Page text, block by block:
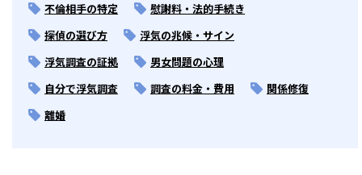
不倫相手の特定
慰謝料・法的手続き
探偵の選び方
浮気の兆候・サイン
浮気調査の証拠
男女問題の心理
自分で浮気調査
調査の料金・費用
関係修復
離婚